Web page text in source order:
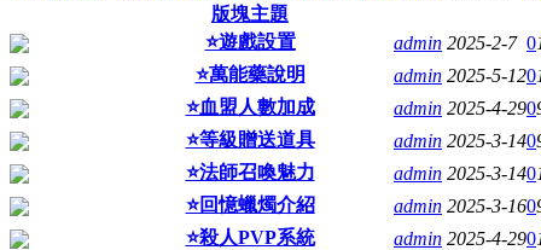
版塊主題
⭐遊戲設置
admin 2025-2-7 0
⭐萬能藥說明
admin 2025-5-120
⭐血盟人數加成
admin 2025-4-290
⭐等級贈送道具
admin 2025-3-140
⭐法師召喚魅力
admin 2025-3-140
⭐回憶蠟燭介紹
admin 2025-3-160
⭐殺人PVP系統
admin 2025-4-290